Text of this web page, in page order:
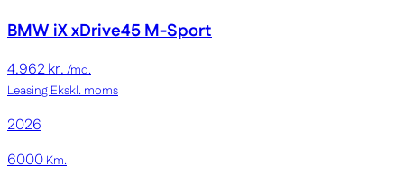
BMW iXxDrive45 M-Sport
4.962 kr./md.
LeasingEkskl. moms
2026
6000Km.